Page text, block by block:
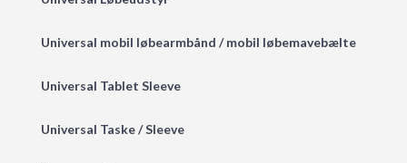
Universal mobil løbearmbånd / mobil løbemavebælte
Universal Tablet Sleeve
Universal Taske / Sleeve